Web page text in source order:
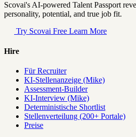
Scovai's AI-powered Talent Passport
personality, potential, and true job fit.
Try Scovai Free Learn More
Hire
Für Recruiter
KI-Stellenanzeige (Mike)
Assessment-Builder
KI-Interview (Mike)
Deterministische Shortlist
Stellenverteilung (200+ Portale)
Preise